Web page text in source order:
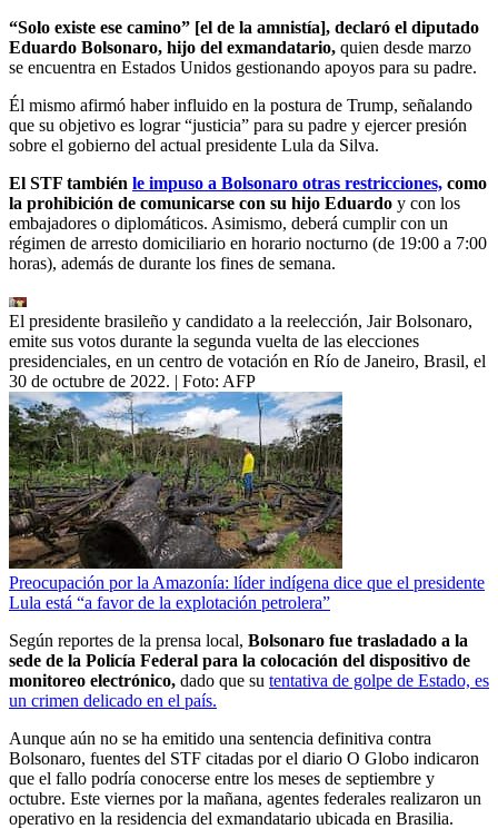
“Solo existe ese camino” [el de la amnistía], declaró el diputado
Eduardo Bolsonaro, hijo del exmandatario, quien desde marzo
se encuentra en Estados Unidos gestionando apoyos para su padre.
Él mismo afirmó haber influido en la postura de Trump, señalando
que su objetivo es lograr “justicia” para su padre y ejercer presión
sobre el gobierno del actual presidente Lula da Silva.
El STF también le impuso a Bolsonaro otras restricciones, como
la prohibición de comunicarse con su hijo Eduardo y con los
embajadores o diplomáticos. Asimismo, deberá cumplir con un
régimen de arresto domiciliario en horario nocturno (de 19:00 a 7:00
horas), además de durante los fines de semana.
El presidente brasileño y candidato a la reelección, Jair Bolsonaro,
emite sus votos durante la segunda vuelta de las elecciones
presidenciales, en un centro de votación en Río de Janeiro, Brasil, el
30 de octubre de 2022. | Foto: AFP
Preocupación por la Amazonía: líder indígena dice que el presidente
Lula está “a favor de la explotación petrolera”
Según reportes de la prensa local, Bolsonaro fue trasladado a la
sede de la Policía Federal para la colocación del dispositivo de
monitoreo electrónico, dado que su tentativa de golpe de Estado, es
un crimen delicado en el país.
Aunque aún no se ha emitido una sentencia definitiva contra
Bolsonaro, fuentes del STF citadas por el diario O Globo indicaron
que el fallo podría conocerse entre los meses de septiembre y
octubre. Este viernes por la mañana, agentes federales realizaron un
operativo en la residencia del exmandatario ubicada en Brasilia.